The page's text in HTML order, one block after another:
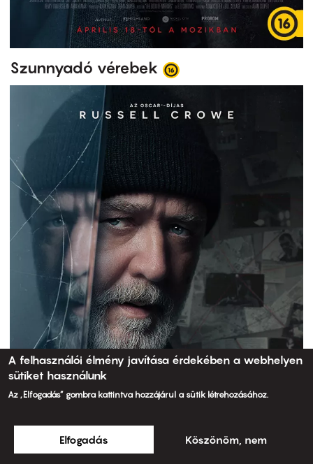
Szunnyadó vérebek
A felhasználói élmény javítása érdekében a webhelyen
sütiket használunk
Az „Elfogadás” gombra kattintva hozzájárul a sütik létrehozásához.
Elfogadás Köszönöm, nem